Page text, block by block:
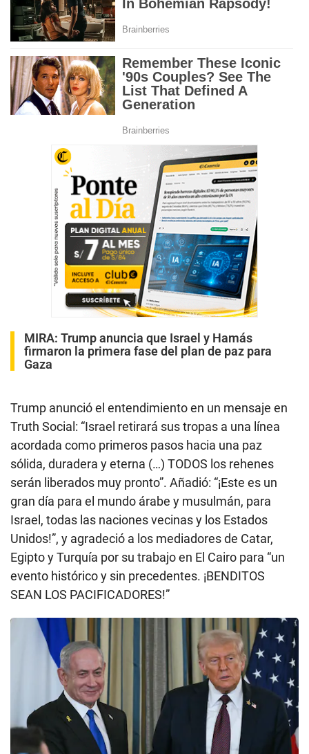
MIRA: Trump anuncia que Israel y Hamás
firmaron la primera fase del plan de paz para
Gaza
Trump anunció el entendimiento en un mensaje en
Truth Social: “Israel retirará sus tropas a una línea
acordada como primeros pasos hacia una paz
sólida, duradera y eterna (…) TODOS los rehenes
serán liberados muy pronto”. Añadió: “¡Este es un
gran día para el mundo árabe y musulmán, para
Israel, todas las naciones vecinas y los Estados
Unidos!”, y agradeció a los mediadores de Catar,
Egipto y Turquía por su trabajo en El Cairo para “un
evento histórico y sin precedentes. ¡BENDITOS
SEAN LOS PACIFICADORES!”